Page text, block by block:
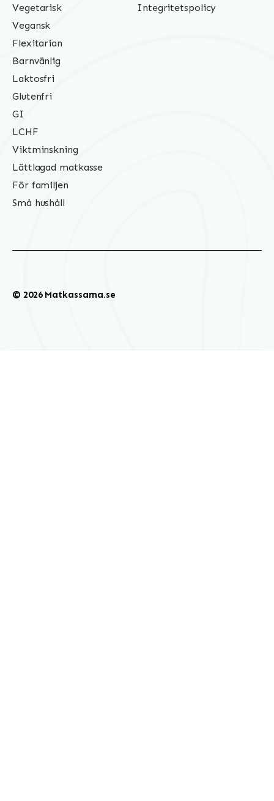
Vegetarisk
Vegansk
Flexitarian
Barnvänlig
Laktosfri
Glutenfri
GI
LCHF
Viktminskning
Lättlagad matkasse
För familjen
Små hushåll
Integritetspolicy
© 2026 Matkassarna.se